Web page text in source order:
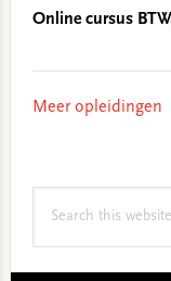
Online cursus
Meer opleidingen